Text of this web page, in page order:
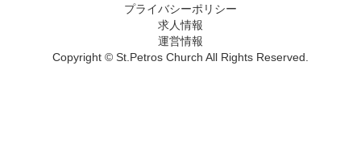
プライバシーポリシー
求人情報
運営情報
Copyright © St.Petros Church All Rights Reserved.